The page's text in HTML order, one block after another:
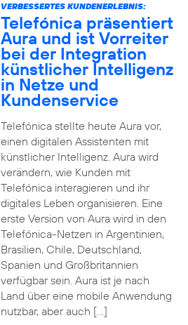
VERBESSERTES KUNDENERLEBNIS:
Telefónica präsentiert
Aura und ist Vorreiter
bei der Integration
künstlicher Intelligenz
in Netze und
Kundenservice
Telefónica stellte heute Aura vor,
einen digitalen Assistenten mit
künstlicher Intelligenz. Aura wird
verändern, wie Kunden mit
Telefónica interagieren und ihr
digitales Leben organisieren. Eine
erste Version von Aura wird in den
Telefónica-Netzen in Argentinien,
Brasilien, Chile, Deutschland,
Spanien und Großbritannien
verfügbar sein. Aura ist je nach
Land über eine mobile Anwendung
nutzbar, aber auch […]